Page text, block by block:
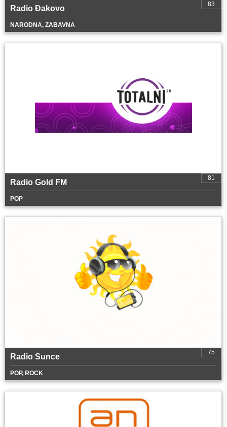
83
Radio Đakovo
NARODNA, ZABAVNA
81
Radio Gold FM
POP
75
Radio Sunce
POP, ROCK